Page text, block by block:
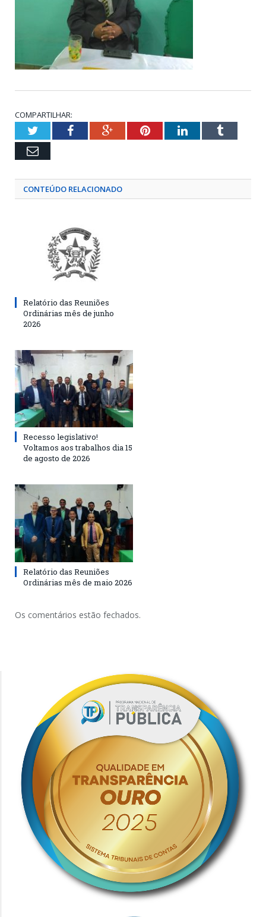
COMPARTILHAR:
TwitterFacebookGoogle+PinterestLinkedInTumblr
Email
CONTEÚDO RELACIONADO
Relatório das Reuniões
Ordinárias mês de junho
2026
Recesso legislativo!
Voltamos aos trabalhos dia 15
de agosto de 2026
Relatório das Reuniões
Ordinárias mês de maio 2026
Os comentários estão fechados.